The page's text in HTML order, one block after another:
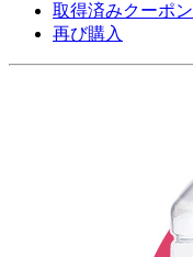
取得済みクーポン
再び購入